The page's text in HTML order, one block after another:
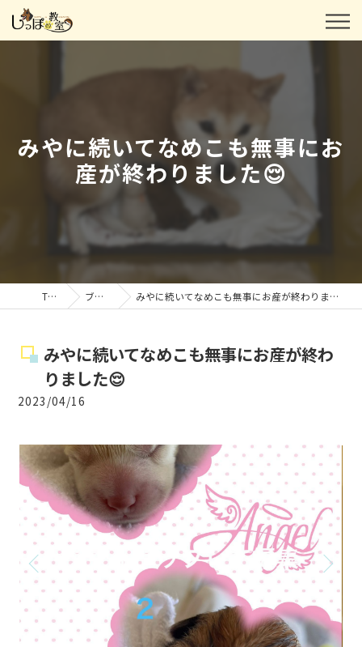
みやに続いてなめこも無事にお
産が終わりました😌
TOP ブログ みやに続いてなめこも無事にお産が終わりました😌
みやに続いてなめこも無事にお産が終わ
りました😌
2023/04/16